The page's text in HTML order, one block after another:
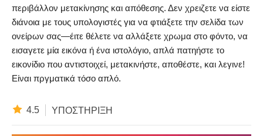
περιβάλλον μετακίνησης και απόθεσης. Δεν χρειζετε να είστε
διάνοια με τους υπολογιστές για να φτιάξετε την σελίδα των
ονείρων σας—έιτε θέλετε να αλλάξετε χρωμα στο φόντο, να
εισαγετε μία εικόνα ή ένα ιστολόγιο, απλά πατηήστε το
εικονίδιο που αντιστοιχεί, μετακινήστε, αποθέστε, και λεγινε!
Είναι πργματικά τόσο απλό.
4.5 ΥΠΟΣΤΉΡΙΞΗ